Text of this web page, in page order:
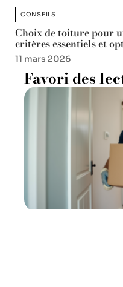
CONSEILS
Choix de toiture pour
critères essentiels et
11 mars 2026
Favori des